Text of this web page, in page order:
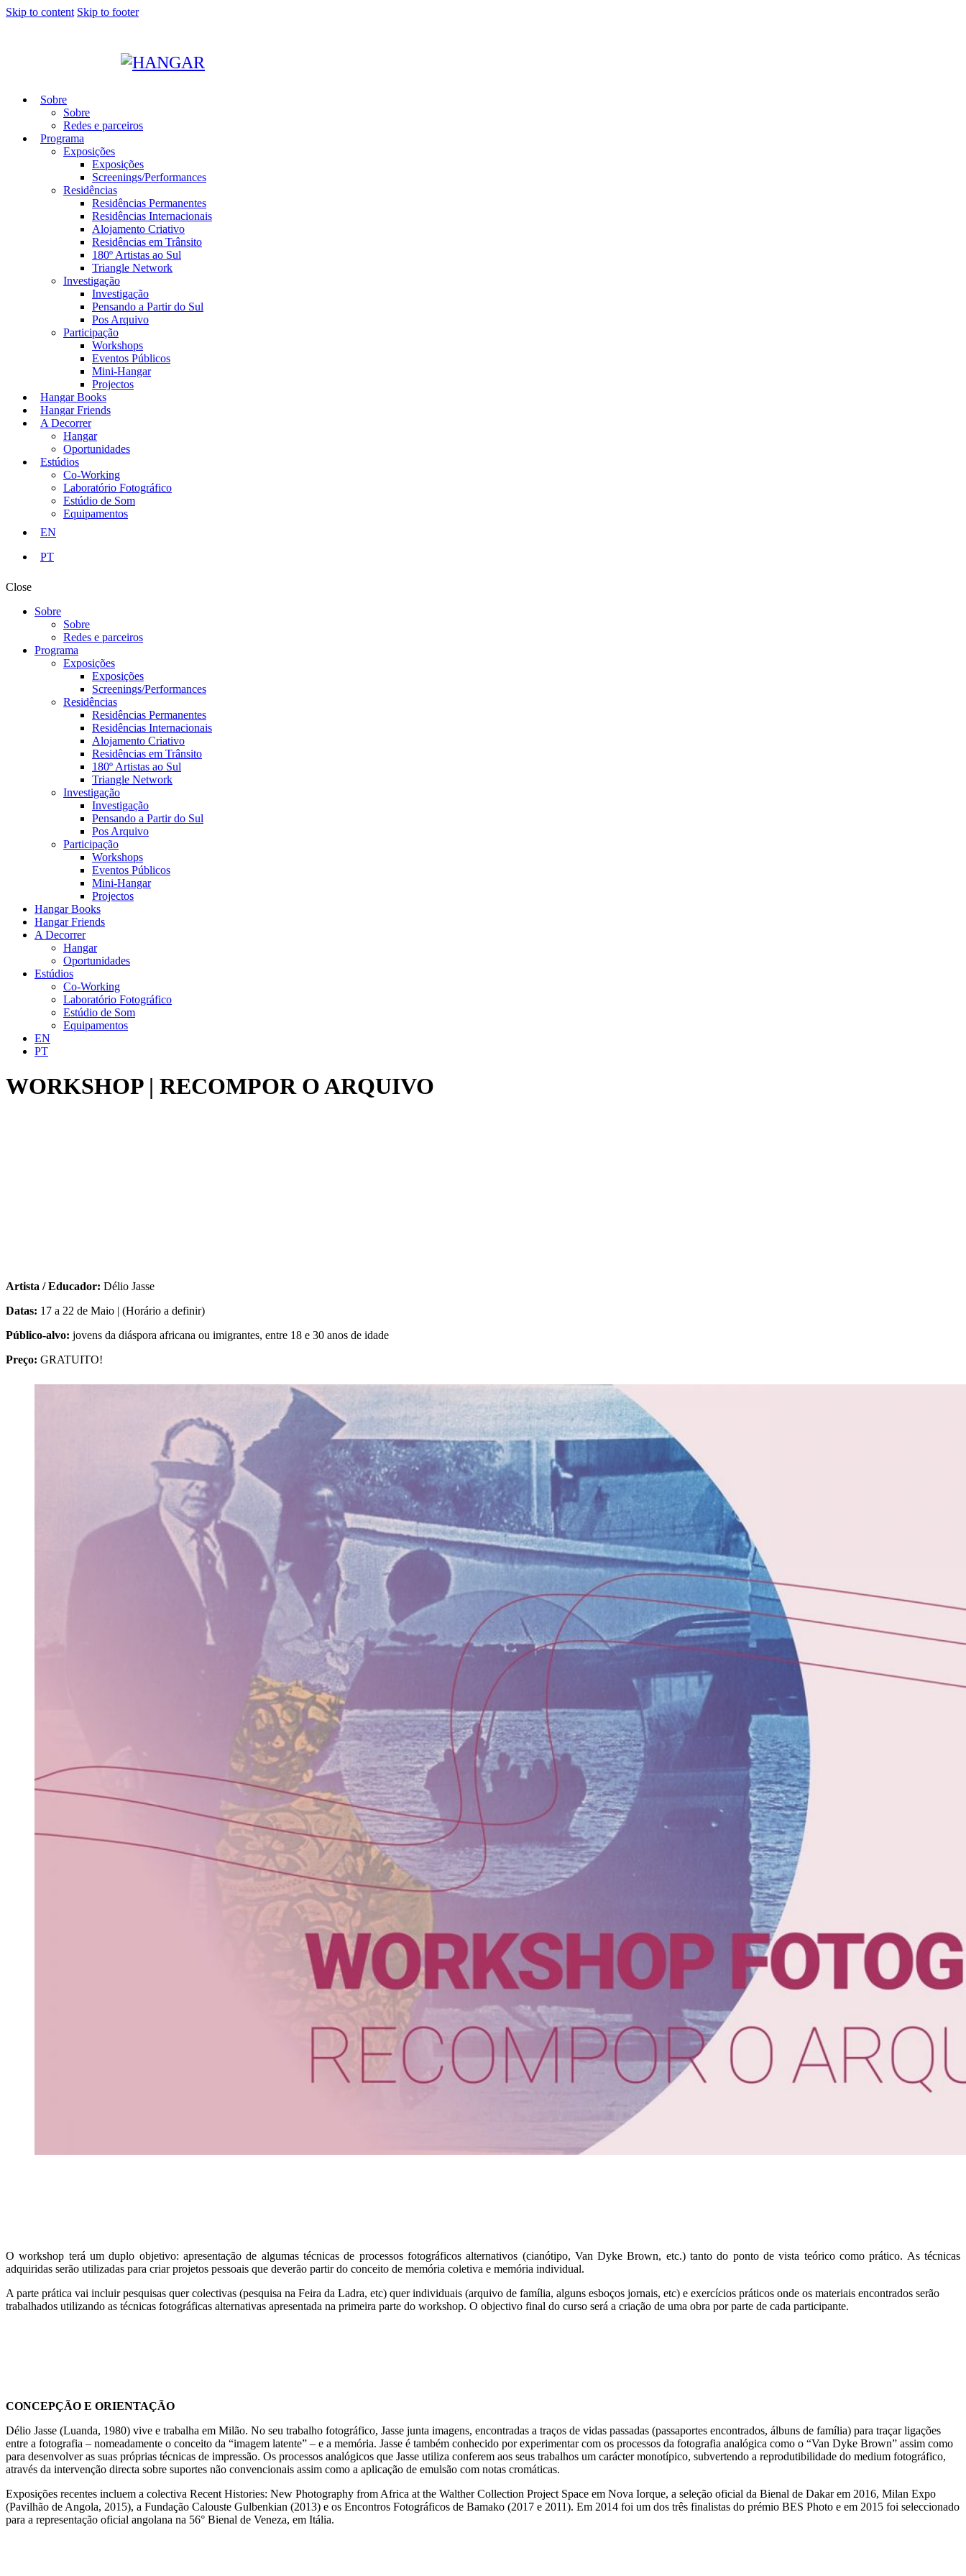
Skip to content Skip to footer
Sobre
Sobre
Redes e parceiros
Programa
Exposições
Exposições
Screenings/Performances
Residências
Residências Permanentes
Residências Internacionais
Alojamento Criativo
Residências em Trânsito
180º Artistas ao Sul
Triangle Network
Investigação
Investigação
Pensando a Partir do Sul
Pos Arquivo
Participação
Workshops
Eventos Públicos
Mini-Hangar
Projectos
Hangar Books
Hangar Friends
A Decorrer
Hangar
Oportunidades
Estúdios
Co-Working
Laboratório Fotográfico
Estúdio de Som
Equipamentos
EN
PT
Close
Sobre
Sobre
Redes e parceiros
Programa
Exposições
Exposições
Screenings/Performances
Residências
Residências Permanentes
Residências Internacionais
Alojamento Criativo
Residências em Trânsito
180º Artistas ao Sul
Triangle Network
Investigação
Investigação
Pensando a Partir do Sul
Pos Arquivo
Participação
Workshops
Eventos Públicos
Mini-Hangar
Projectos
Hangar Books
Hangar Friends
A Decorrer
Hangar
Oportunidades
Estúdios
Co-Working
Laboratório Fotográfico
Estúdio de Som
Equipamentos
EN
PT
WORKSHOP | RECOMPOR O ARQUIVO
Artista / Educador: Délio Jasse
Datas: 17 a 22 de Maio | (Horário a definir)
Público-alvo: jovens da diáspora africana ou imigrantes, entre 18 e 30 anos de idade
Preço: GRATUITO!
O workshop terá um duplo objetivo: apresentação de algumas técnicas de processos fotográficos alternativos (cianótipo, Van Dyke Brown, etc.) tanto do ponto de vista teórico como prático. As técnicas
adquiridas serão utilizadas para criar projetos pessoais que deverão partir do conceito de memória coletiva e memória individual.
A parte prática vai incluir pesquisas quer colectivas (pesquisa na Feira da Ladra, etc) quer individuais (arquivo de família, alguns esboços jornais, etc) e exercícios práticos onde os materiais encontrados serão
trabalhados utilizando as técnicas fotográficas alternativas apresentada na primeira parte do workshop. O objectivo final do curso será a criação de uma obra por parte de cada participante.
CONCEPÇÃO E ORIENTAÇÃO
Délio Jasse (Luanda, 1980) vive e trabalha em Milão. No seu trabalho fotográfico, Jasse junta imagens, encontradas a traços de vidas passadas (passaportes encontrados, álbuns de família) para traçar ligações
entre a fotografia – nomeadamente o conceito da “imagem latente” – e a memória. Jasse é também conhecido por experimentar com os processos da fotografia analógica como o “Van Dyke Brown” assim como
para desenvolver as suas próprias técnicas de impressão. Os processos analógicos que Jasse utiliza conferem aos seus trabalhos um carácter monotípico, subvertendo a reprodutibilidade do medium fotográfico,
através da intervenção directa sobre suportes não convencionais assim como a aplicação de emulsão com notas cromáticas.
Exposições recentes incluem a colectiva Recent Histories: New Photography from Africa at the Walther Collection Project Space em Nova Iorque, a seleção oficial da Bienal de Dakar em 2016, Milan Expo
(Pavilhão de Angola, 2015), a Fundação Calouste Gulbenkian (2013) e os Encontros Fotográficos de Bamako (2017 e 2011). Em 2014 foi um dos três finalistas do prémio BES Photo e em 2015 foi seleccionado
para a representação oficial angolana na 56° Bienal de Veneza, em Itália.